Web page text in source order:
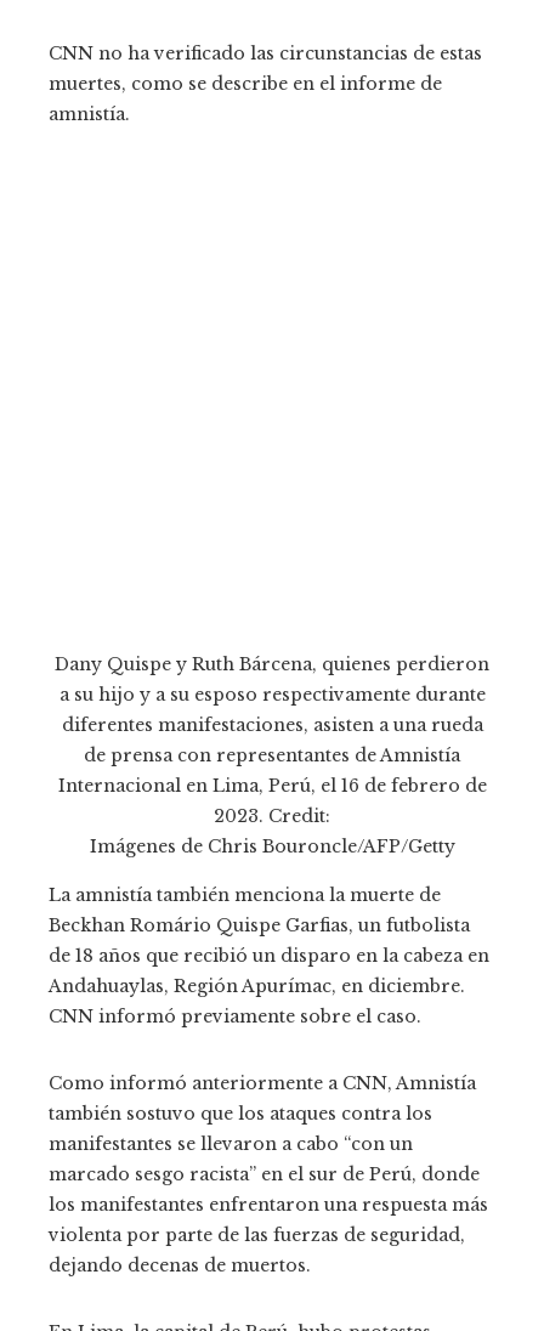
CNN no ha verificado las circunstancias de estas
muertes, como se describe en el informe de
amnistía.
Dany Quispe y Ruth Bárcena, quienes perdieron
a su hijo y a su esposo respectivamente durante
diferentes manifestaciones, asisten a una rueda
de prensa con representantes de Amnistía
Internacional en Lima, Perú, el 16 de febrero de
2023. Credit:
Imágenes de Chris Bouroncle/AFP/Getty
La amnistía también menciona la muerte de
Beckhan Romário Quispe Garfias, un futbolista
de 18 años que recibió un disparo en la cabeza en
Andahuaylas, Región Apurímac, en diciembre.
CNN informó previamente sobre el caso.
Como informó anteriormente a CNN, Amnistía
también sostuvo que los ataques contra los
manifestantes se llevaron a cabo “con un
marcado sesgo racista” en el sur de Perú, donde
los manifestantes enfrentaron una respuesta más
violenta por parte de las fuerzas de seguridad,
dejando decenas de muertos.